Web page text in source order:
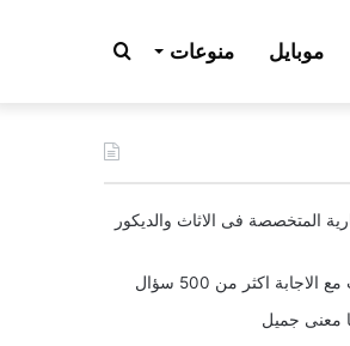
موبايل منوعات بحث
عن
المتخصصة فى الاثاث والديكور
اكثر من 500 سؤال
معنى جميل